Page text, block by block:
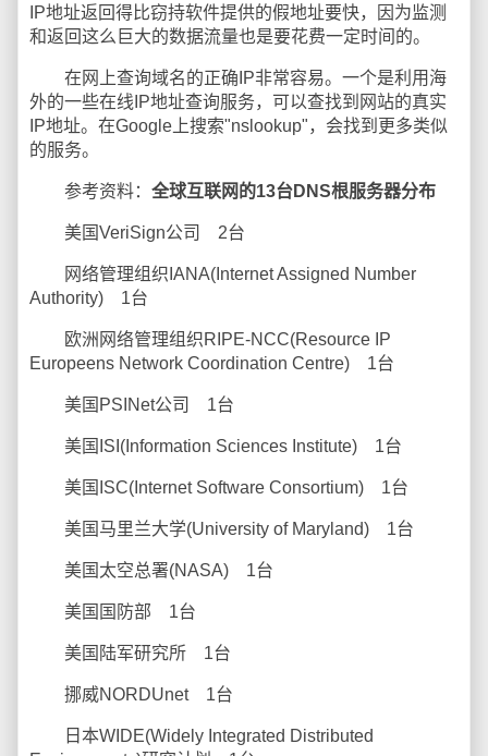
IP地址返回得比窃持软件提供的假地址要快，因为监测
和返回这么巨大的数据流量也是要花费一定时间的。
在网上查询域名的正确IP非常容易。一个是利用海
外的一些在线IP地址查询服务，可以查找到网站的真实
IP地址。在Google上搜索"nslookup"，会找到更多类似
的服务。
参考资料： 全球互联网的13台DNS根服务器分布
美国VeriSign公司 2台
网络管理组织IANA(Internet Assigned Number
Authority) 1台
欧洲网络管理组织RIPE-NCC(Resource IP
Europeens Network Coordination Centre) 1台
美国PSINet公司 1台
美国ISI(Information Sciences Institute) 1台
美国ISC(Internet Software Consortium) 1台
美国马里兰大学(University of Maryland) 1台
美国太空总署(NASA) 1台
美国国防部 1台
美国陆军研究所 1台
挪威NORDUnet 1台
日本WIDE(Widely Integrated Distributed